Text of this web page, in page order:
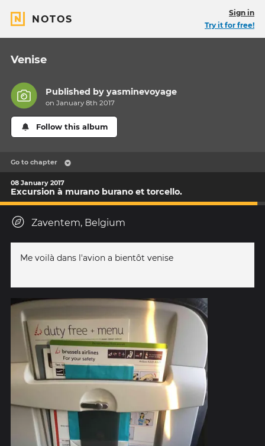
NOTOS
Sign in
Try it for free!
Venise
Published byyasminevoyage
on January 8th 2017
Follow this album
Go to chapter
08 January 2017
Excursion à murano burano et torcello.
Zaventem, Belgium
Me voilà dans l'avion a bientôt venise